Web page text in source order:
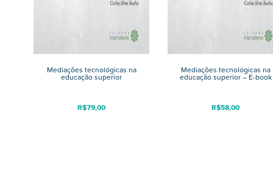
Mediações tecnológicas na
educação superior
R$79,00
Mediações tecnológicas na
educação superior – E-book
R$58,00